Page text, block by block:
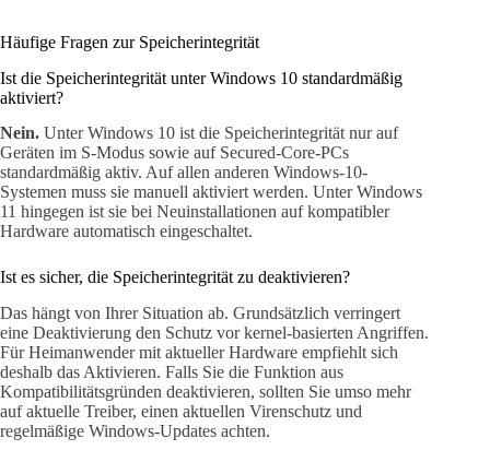
Häufige Fragen zur Speicherintegrität
Ist die Speicherintegrität unter Windows 10 standardmäßig
aktiviert?
Nein. Unter Windows 10 ist die Speicherintegrität nur auf
Geräten im S-Modus sowie auf Secured-Core-PCs
standardmäßig aktiv. Auf allen anderen Windows-10-
Systemen muss sie manuell aktiviert werden. Unter Windows
11 hingegen ist sie bei Neuinstallationen auf kompatibler
Hardware automatisch eingeschaltet.
Ist es sicher, die Speicherintegrität zu deaktivieren?
Das hängt von Ihrer Situation ab. Grundsätzlich verringert
eine Deaktivierung den Schutz vor kernel-basierten Angriffen.
Für Heimanwender mit aktueller Hardware empfiehlt sich
deshalb das Aktivieren. Falls Sie die Funktion aus
Kompatibilitätsgründen deaktivieren, sollten Sie umso mehr
auf aktuelle Treiber, einen aktuellen Virenschutz und
regelmäßige Windows-Updates achten.